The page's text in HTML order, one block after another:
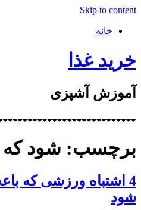
Skip to content
خانه
خرید غذا
آموزش آشپزی
برچسب: شود که
4 اشتباه ورزشی که
شود